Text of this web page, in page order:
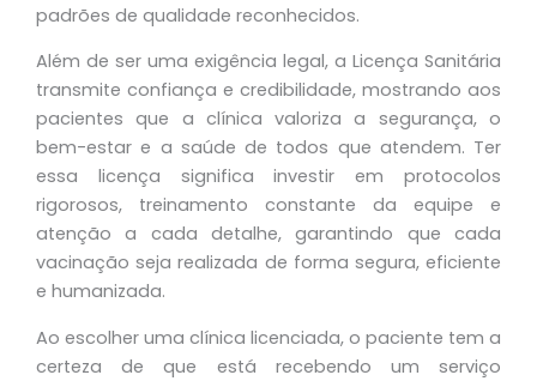
padrões de qualidade reconhecidos.
Além de ser uma exigência legal, a Licença Sanitária
transmite confiança e credibilidade, mostrando aos
pacientes que a clínica valoriza a segurança, o
bem-estar e a saúde de todos que atendem. Ter
essa licença significa investir em protocolos
rigorosos, treinamento constante da equipe e
atenção a cada detalhe, garantindo que cada
vacinação seja realizada de forma segura, eficiente
e humanizada.
Ao escolher uma clínica licenciada, o paciente tem a
certeza de que está recebendo um serviço